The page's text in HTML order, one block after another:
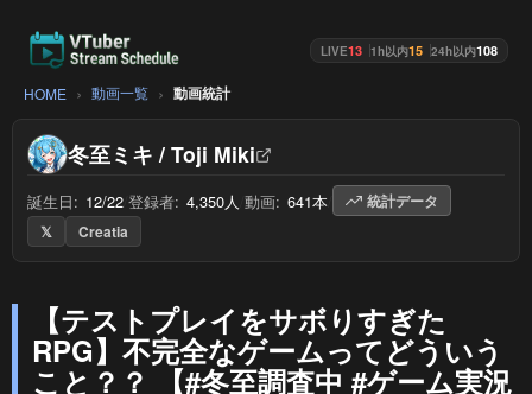
LIVE13 1h以内15 24h以内108
HOME 動画一覧 動画統計
冬至ミキ / Toji Miki
誕生日: 12/22 登録者: 4,350人 動画: 641本
統計データ
𝕏
Creatia
【テストプレイをサボりすぎた
RPG】不完全なゲームってどういう
こと？？ 【#冬至調査中 #ゲーム実況